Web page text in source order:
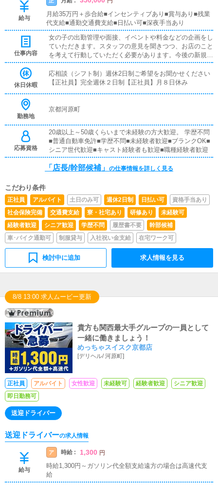
給与
月給35万円＋歩合給■インセンティブあり■賞与あり■残業
代支給■通勤交通費支給■日払い可■深夜手当あり
仕事内容
女の子の出勤管理や面接、イベントや料金などの企画をし
ていただきます。スタッフの意見を聞きつつ、お店のこと
を考えて行動していただく必要があります。今後の新規展
開も視野に入れて働いて頂きます。またスタッフ育成に全
力を注げる方を店長候補としております。年齢や職種、雇
用形態の違いで対応を変えない、全員を平等に扱うことが
休日休暇
応相談（シフト制）週休2日制ご希望をお聞かせください
【正社員】完全週休２日制【正社員】月８日休み
勤務地
京都河原町
応募資格
20歳以上～50歳くらいまで未経験の方大歓迎。 学歴不問
■普通自動車免許■学歴不問■未経験者歓迎■ブランクOK■
シニア世代歓迎■キャスト経験者も歓迎■職種経験者歓迎
「店長/幹部候補」 の仕事情報を詳しく見る
こだわり条件
正社員 アルバイト 土日のみ可 週休2日制 日払い可
資格手当あり
社会保険完備
交通費支給 寮・社宅あり 研修あり
未経験可
経験者歓迎
シニア歓迎 学歴不問 履歴書不要
幹部候補
車･バイク通勤可
制服貸与 入社祝い金支給 在宅ワーク可
検討中に追加 求人情報を見る
8/8 13:00 求人ムービー更新
貴方も関西最大手グループの一員として
一緒に働きましょう！
めっちゃスイスク京都店
[デリヘル/河原町]
正社員 アルバイト 女性歓迎 未経験可 経験者歓迎
シニア歓迎
即日勤務可
送迎ドライバー
送迎ドライバーの求人情報
給与
ア 時給 : 1,300 円
時給1,300円～ガソリン代全額支給遠方の場合は高速代支
給